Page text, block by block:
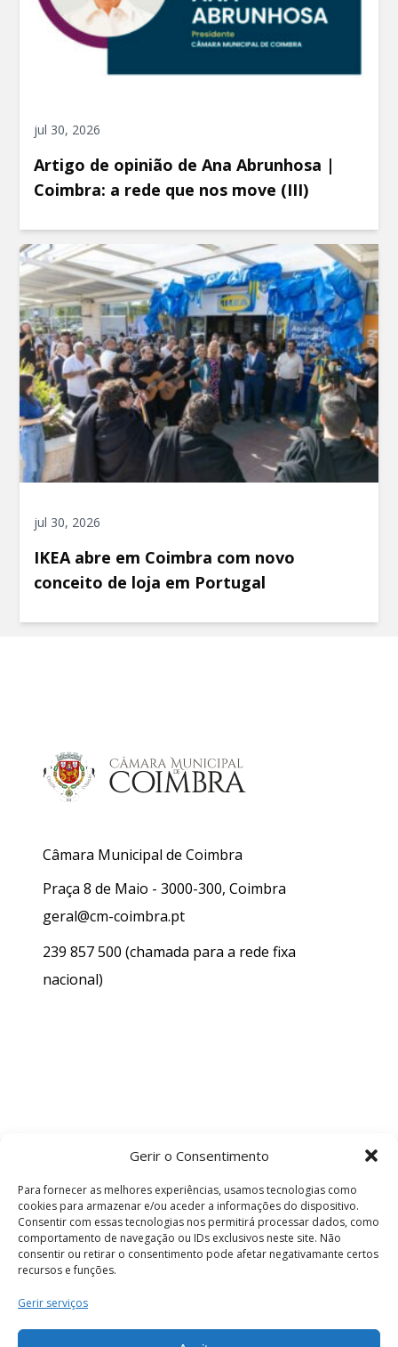
Gerir o Consentimento
Para fornecer as melhores experiências, usamos tecnologias como
cookies para armazenar e/ou aceder a informações do dispositivo.
Consentir com essas tecnologias nos permitirá processar dados, como
comportamento de navegação ou IDs exclusivos neste site. Não
consentir ou retirar o consentimento pode afetar negativamante certos
recursos e funções.
Gerir serviços
jul 30, 2026
Artigo de opinião de Ana Abrunhosa |
Coimbra: a rede que nos move (III)
jul 30, 2026
IKEA abre em Coimbra com novo
conceito de loja em Portugal
Câmara Municipal de Coimbra
Praça 8 de Maio - 3000-300, Coimbra
geral@cm-coimbra.pt
239 857 500 (chamada para a rede fixa
nacional)
Termos e Condições